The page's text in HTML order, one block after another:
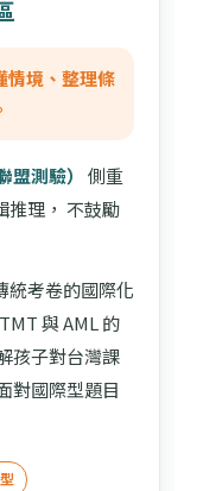
情境、整理條
測驗）
側重
推理， 不鼓勵
統考卷的國際化
與 AML 的
孩子對台灣課
對國際型題目